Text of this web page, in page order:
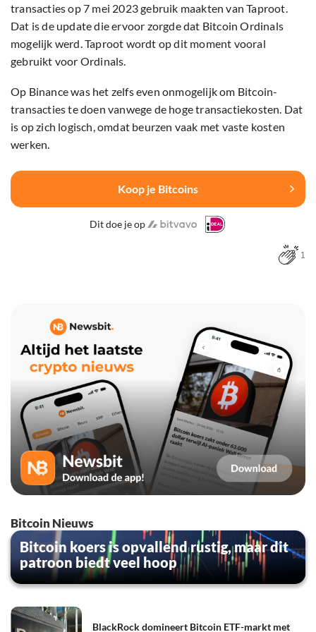
transacties op 7 mei 2023 gebruik maakten van Taproot.
Dat is de update die ervoor zorgde dat Bitcoin Ordinals
mogelijk werd. Taproot wordt op dit moment vooral
gebruikt voor Ordinals.
Op Binance was het zelfs even onmogelijk om Bitcoin-
transacties te doen vanwege de hoge transactiekosten. Dat
is op zich logisch, omdat beurzen vaak met vaste kosten
werken.
Koop je Bitcoins
Dit doe je op
1
Bitcoin Nieuws
Bitcoin koers is opvallend rustig, maar dit
patroon biedt veel hoop
BlackRock domineert Bitcoin ETF-markt met